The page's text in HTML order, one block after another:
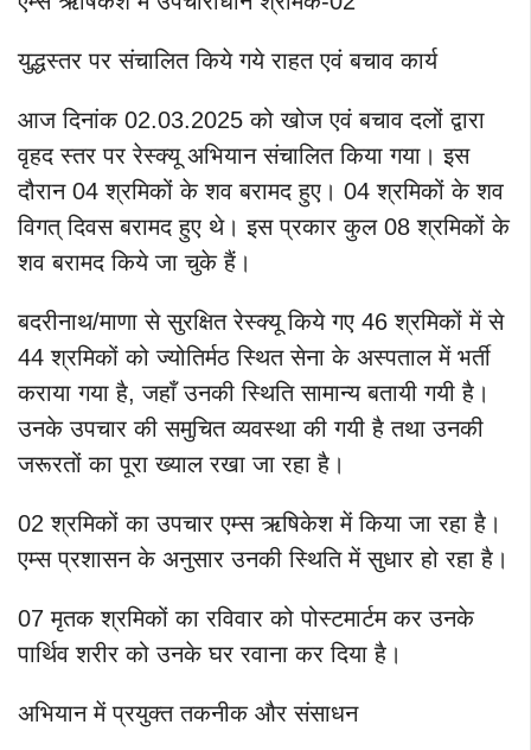
युद्धस्तर पर संचालित किये गये राहत एवं बचाव कार्य
आज दिनांक 02.03.2025 को खोज एवं बचाव दलों द्वारा
वृहद स्तर पर रेस्क्यू अभियान संचालित किया गया। इस
दौरान 04 श्रमिकों के शव बरामद हुए। 04 श्रमिकों के शव
विगत् दिवस बरामद हुए थे। इस प्रकार कुल 08 श्रमिकों के
शव बरामद किये जा चुके हैं।
बदरीनाथ/माणा से सुरक्षित रेस्क्यू किये गए 46 श्रमिकों में से
44 श्रमिकों को ज्योतिर्मठ स्थित सेना के अस्पताल में भर्ती
कराया गया है, जहाँ उनकी स्थिति सामान्य बतायी गयी है।
उनके उपचार की समुचित व्यवस्था की गयी है तथा उनकी
जरूरतों का पूरा ख्याल रखा जा रहा है।
02 श्रमिकों का उपचार एम्स ऋषिकेश में किया जा रहा है।
एम्स प्रशासन के अनुसार उनकी स्थिति में सुधार हो रहा है।
07 मृतक श्रमिकों का रविवार को पोस्टमार्टम कर उनके
पार्थिव शरीर को उनके घर रवाना कर दिया है।
अभियान में प्रयुक्त तकनीक और संसाधन